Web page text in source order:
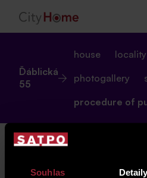
Souhlas
Ďáblická
55
house locality
photogallery
procedure of